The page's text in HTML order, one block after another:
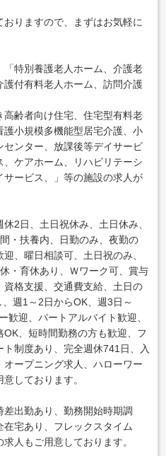
りますので、まずはお気軽に
特別養護老人ホーム、介護老
護付有料老人ホーム、訪問介護
齢者向け住宅、住宅型有料老
護小規模多機能型居宅介護、小
ンター、放課後等デイサービ
ケアホーム、リハビリテーシ
サービス、」等の施設の求人が
2日、土日祝休み、土日休み、
・扶養内、日勤のみ、夜勤の
、曜日相談可、土日祝のみ、
・育休あり、Ｗワーク可、賞与
格支援、交通費支給、土日の
週1～2日からOK、週3日～
歓迎、パートアルバイト歓迎、
、短時間勤務の方も歓迎、フ
制度あり、完全週休741日、入
ープニング求人、ハローワー
しております。
出勤あり、勤務開始時期調
宅あり、フレックスタイム
人もご用意しております。